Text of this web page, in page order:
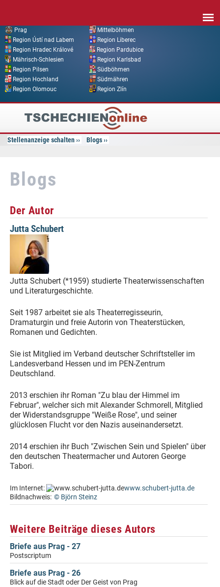
Prag
Mittelböhmen
Region Ústí nad Labem
Region Liberec
Region Hradec Králové
Region Pardubice
Mährisch-Schlesien
Region Karlsbad
Region Pilsen
Südböhmen
Region Hochland
Südmähren
Region Olomouc
Region Zlín
Tschechien
Online
Stellenanzeige schalten Blogs
Blogs
Der Autor
Jutta Schubert
Jutta Schubert (*1959) studierte Theaterwissenschaften
und Literaturgeschichte.
Seit 1987 arbeitet sie als Theaterregisseurin,
Dramaturgin und freie Autorin von Theaterstücken,
Romanen und Gedichten.
Sie ist Mitglied im Verband deutscher Schriftsteller im
Landesverband Hessen und im PEN-Zentrum
Deutschland.
2013 erschien ihr Roman "Zu blau der Himmel im
Februar", welcher sich mit Alexander Schmorell, Mitglied
der Widerstandsgruppe "Weiße Rose", und seiner
glücklosen Flucht vor den Nazis auseinandersetzt.
2014 erschien ihr Buch "Zwischen Sein und Spielen" über
den deutschen Theatermacher und Autoren George
Tabori.
Im Internet:
www.schubert-jutta.de
Bildnachweis: © Björn Steinz
Weitere Beiträge dieses Autors
Briefe aus Prag - 27
Postscriptum
Briefe aus Prag - 26
Blick auf die Stadt oder Der Geist von Prag